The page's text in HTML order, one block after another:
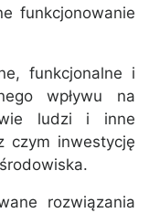
funkcjonowanie
funkcjonalne i
wpływu na
ludzi i inne
czym inwestycję
rozwiązania